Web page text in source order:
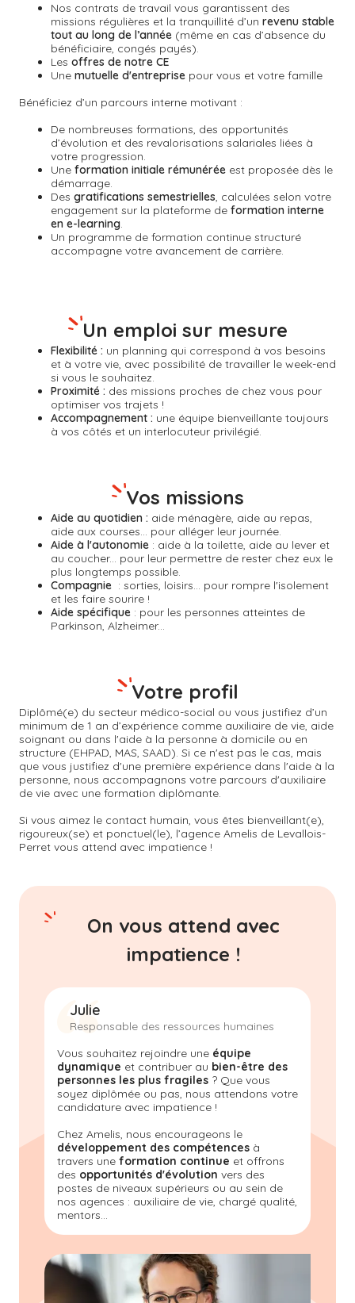
Nos contrats de travail vous garantissent des
missions régulières et la tranquillité d’un revenu stable
tout au long de l’année (même en cas d’absence du
bénéficiaire, congés payés).
Les offres de notre CE
Une mutuelle d'entreprise pour vous et votre famille
Bénéficiez d’un parcours interne motivant :
De nombreuses formations, des opportunités
d’évolution et des revalorisations salariales liées à
votre progression.
Une formation initiale rémunérée est proposée dès le
démarrage.
Des gratifications semestrielles, calculées selon votre
engagement sur la plateforme de formation interne
en e-learning.
Un programme de formation continue structuré
accompagne votre avancement de carrière.
Flexibilité : un planning qui correspond à vos besoins
et à votre vie, avec possibilité de travailler le week-end
si vous le souhaitez.
Proximité : des missions proches de chez vous pour
optimiser vos trajets !
Accompagnement : une équipe bienveillante toujours
à vos côtés et un interlocuteur privilégié.
Un emploi sur mesure
Aide au quotidien : aide ménagère, aide au repas,
aide aux courses... pour alléger leur journée.
Aide à l'autonomie : aide à la toilette, aide au lever et
au coucher... pour leur permettre de rester chez eux le
plus longtemps possible.
Compagnie : sorties, loisirs... pour rompre l'isolement
et les faire sourire !
Aide spécifique : pour les personnes atteintes de
Parkinson, Alzheimer...
Vos missions
Diplômé(e) du secteur médico-social ou vous justifiez d’un
minimum de 1 an d’expérience comme auxiliaire de vie, aide
soignant ou dans l'aide à la personne à domicile ou en
structure (EHPAD, MAS, SAAD). Si ce n'est pas le cas, mais
que vous justifiez d'une première expérience dans l'aide à la
personne, nous accompagnons votre parcours d'auxiliaire
de vie avec une formation diplômante.
Si vous aimez le contact humain, vous êtes bienveillant(e),
rigoureux(se) et ponctuel(le), l’agence Amelis de Levallois-
Perret vous attend avec impatience !
Votre profil
On vous attend avec
impatience !
Julie
Responsable des ressources humaines
Vous souhaitez rejoindre une équipe
dynamique et contribuer au bien-être des
personnes les plus fragiles ? Que vous
soyez diplômée ou pas, nous attendons votre
candidature avec impatience !
Chez Amelis, nous encourageons le
développement des compétences à
travers une formation continue et offrons
des opportunités d'évolution vers des
postes de niveaux supérieurs ou au sein de
nos agences : auxiliaire de vie, chargé qualité,
mentors...